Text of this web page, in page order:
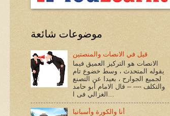
موضوعات شائعة
قيل في الانصات والمنصتين
الانصات هو التركيز العميق فيما
يقوله المتحدث ، وسط خضوع تام
لجميع الجوارح ، بعيدا عن التصنع
والتكلف ---- -- قال الامام أبو حامد
أنا والكورة وأسبانيا